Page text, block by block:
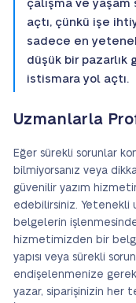
çalışma ve yaşam
açtı, çünkü işe
sadece en
düşük bir pazarlık
istismara yol açtı.
Uzmanlarla
Eğer sürekli sorunlar
bilmiyorsanız veya
güvenilir yazım
edebilirsiniz. Yetenekli
belgelerin
hizmetimizden bir
yapısı veya sürekli
endişelenmenize
yazar, siparişinizin her